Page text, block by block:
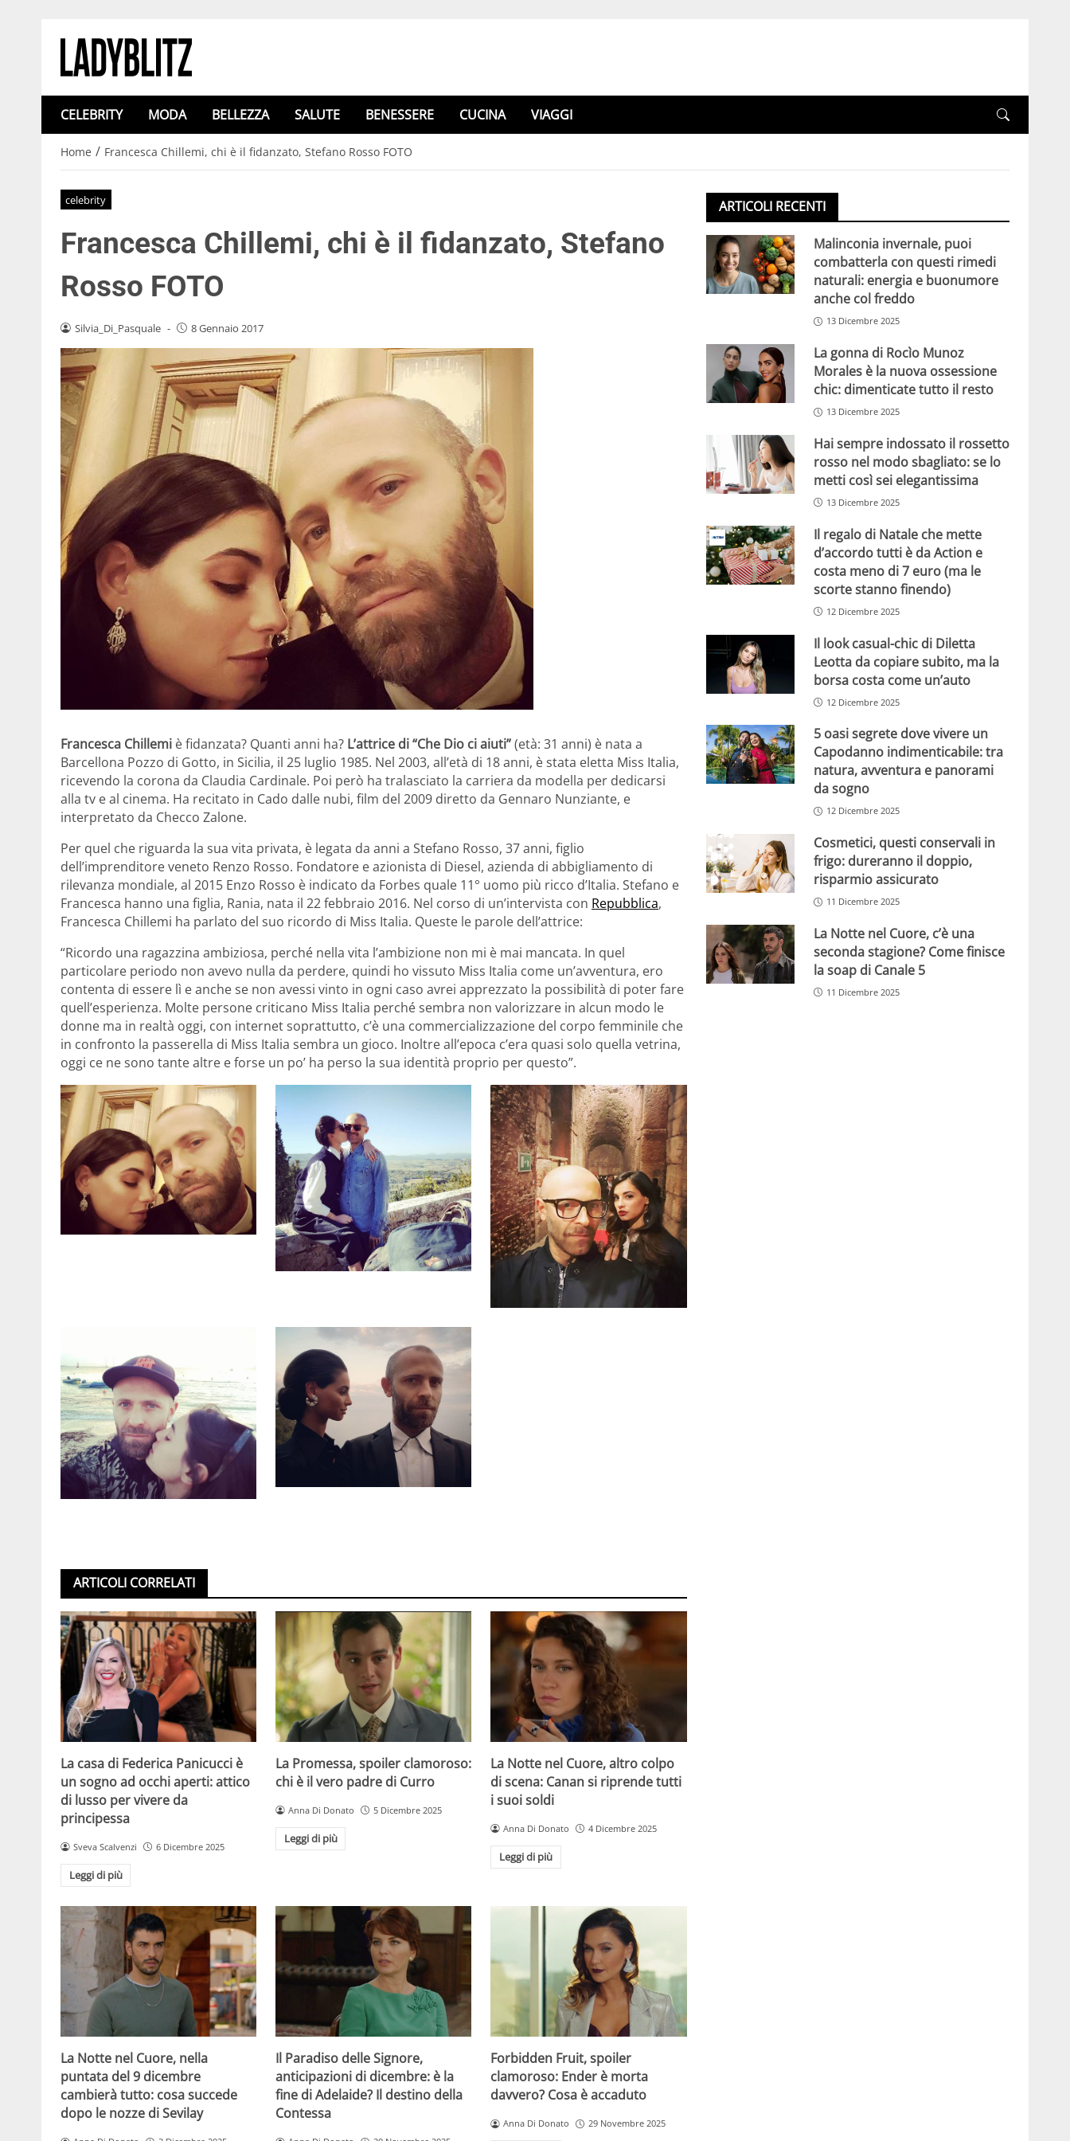
CELEBRITY MODA BELLEZZA SALUTE BENESSERE CUCINA VIAGGI
Home / Francesca Chillemi, chi è il fidanzato, Stefano Rosso FOTO
celebrity
Francesca Chillemi, chi è il fidanzato, Stefano
Rosso FOTO
Silvia_Di_Pasquale - 8 Gennaio 2017
Francesca Chillemi è fidanzata? Quanti anni ha? L’attrice di “Che Dio ci aiuti”(età: 31 anni) è nata a
Barcellona Pozzo di Gotto, in Sicilia, il 25 luglio 1985. Nel 2003, all’età di 18 anni, è stata eletta Miss Italia,
ricevendo la corona da Claudia Cardinale. Poi però ha tralasciato la carriera da modella per dedicarsi
alla tv e al cinema. Ha recitato in Cado dalle nubi, film del 2009 diretto da Gennaro Nunziante, e
interpretato da Checco Zalone.
Per quel che riguarda la sua vita privata, è legata da anni a Stefano Rosso, 37 anni, figlio
dell’imprenditore veneto Renzo Rosso. Fondatore e azionista di Diesel, azienda di abbigliamento di
rilevanza mondiale, al 2015 Enzo Rosso è indicato da Forbes quale 11° uomo più ricco d’Italia. Stefano e
Francesca hanno una figlia, Rania, nata il 22 febbraio 2016. Nel corso di un’intervista con Repubblica,
Francesca Chillemi ha parlato del suo ricordo di Miss Italia. Queste le parole dell’attrice:
“Ricordo una ragazzina ambiziosa, perché nella vita l’ambizione non mi è mai mancata. In quel
particolare periodo non avevo nulla da perdere, quindi ho vissuto Miss Italia come un’avventura, ero
contenta di essere lì e anche se non avessi vinto in ogni caso avrei apprezzato la possibilità di poter fare
quell’esperienza. Molte persone criticano Miss Italia perché sembra non valorizzare in alcun modo le
donne ma in realtà oggi, con internet soprattutto, c’è una commercializzazione del corpo femminile che
in confronto la passerella di Miss Italia sembra un gioco. Inoltre all’epoca c’era quasi solo quella vetrina,
oggi ce ne sono tante altre e forse un po’ ha perso la sua identità proprio per questo”.
ARTICOLI CORRELATI
La casa di Federica Panicucci è
un sogno ad occhi aperti: attico
di lusso per vivere da
principessa
Sveva Scalvenzi 6 Dicembre 2025
Leggi di più
La Promessa, spoiler clamoroso:
chi è il vero padre di Curro
Anna Di Donato 5 Dicembre 2025
Leggi di più
La Notte nel Cuore, altro colpo
di scena: Canan si riprende tutti
i suoi soldi
Anna Di Donato 4 Dicembre 2025
Leggi di più
La Notte nel Cuore, nella
puntata del 9 dicembre
cambierà tutto: cosa succede
dopo le nozze di Sevilay
Il Paradiso delle Signore,
anticipazioni di dicembre: è la
fine di Adelaide? Il destino della
Contessa
Forbidden Fruit, spoiler
clamoroso: Ender è morta
davvero? Cosa è accaduto
Anna Di Donato 29 Novembre 2025
ARTICOLI RECENTI
Malinconia invernale, puoi
combatterla con questi rimedi
naturali: energia e buonumore
anche col freddo
13 Dicembre 2025
La gonna di Rocìo Munoz
Morales è la nuova ossessione
chic: dimenticate tutto il resto
13 Dicembre 2025
Hai sempre indossato il rossetto
rosso nel modo sbagliato: se lo
metti così sei elegantissima
13 Dicembre 2025
Il regalo di Natale che mette
d’accordo tutti è da Action e
costa meno di 7 euro (ma le
scorte stanno finendo)
12 Dicembre 2025
Il look casual-chic di Diletta
Leotta da copiare subito, ma la
borsa costa come un’auto
12 Dicembre 2025
5 oasi segrete dove vivere un
Capodanno indimenticabile: tra
natura, avventura e panorami
da sogno
12 Dicembre 2025
Cosmetici, questi conservali in
frigo: dureranno il doppio,
risparmio assicurato
11 Dicembre 2025
La Notte nel Cuore, c’è una
seconda stagione? Come finisce
la soap di Canale 5
11 Dicembre 2025